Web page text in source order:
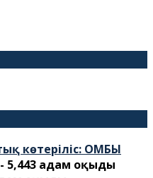
көтеріліс: ОМБЫ
- 5,443 адам оқыды